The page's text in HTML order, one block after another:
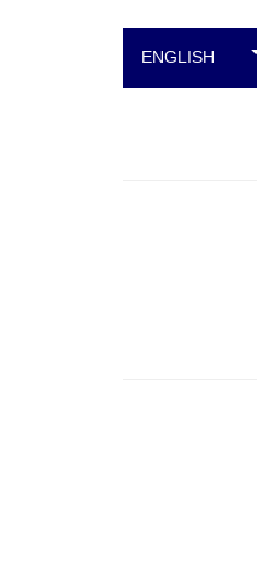
ENGLISH